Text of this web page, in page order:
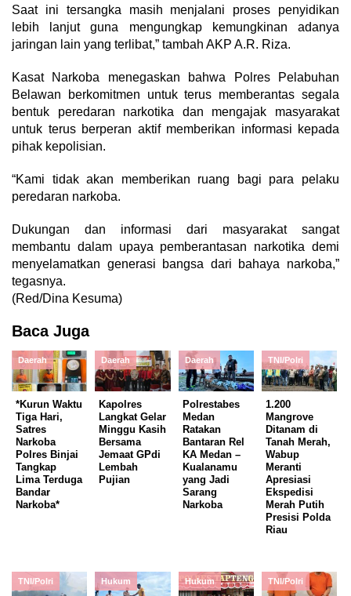
Saat ini tersangka masih menjalani proses penyidikan
lebih lanjut guna mengungkap kemungkinan adanya
jaringan lain yang terlibat,” tambah AKP A.R. Riza.
Kasat Narkoba menegaskan bahwa Polres Pelabuhan
Belawan berkomitmen untuk terus memberantas segala
bentuk peredaran narkotika dan mengajak masyarakat
untuk terus berperan aktif memberikan informasi kepada
pihak kepolisian.
“Kami tidak akan memberikan ruang bagi para pelaku
peredaran narkoba.
Dukungan dan informasi dari masyarakat sangat
membantu dalam upaya pemberantasan narkotika demi
menyelamatkan generasi bangsa dari bahaya narkoba,”
tegasnya.
(Red/Dina Kesuma)
Baca Juga
Daerah
*Kurun Waktu
Tiga Hari,
Satres
Narkoba
Polres Binjai
Tangkap
Lima Terduga
Bandar
Narkoba*
Daerah
Kapolres
Langkat Gelar
Minggu Kasih
Bersama
Jemaat GPdi
Lembah
Pujian
Daerah
Polrestabes
Medan
Ratakan
Bantaran Rel
KA Medan –
Kualanamu
yang Jadi
Sarang
Narkoba
TNI/Polri
1.200
Mangrove
Ditanam di
Tanah Merah,
Wabup
Meranti
Apresiasi
Ekspedisi
Merah Putih
Presisi Polda
Riau
TNI/Polri Hukum Hukum TNI/Polri